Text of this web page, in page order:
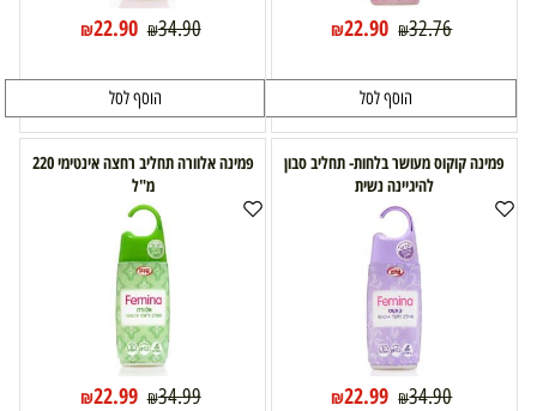
₪32.76
₪22.90
הוסף לסל
₪34.90
₪22.90
הוסף לסל
פמינה קוקוס מעושר בלחות- תחליב סבון
להיגיינה נשית
₪34.90
₪22.99
פמינה אלוורה תחליב רחצה אינטימי 220
מ"ל
₪34.99
₪22.99